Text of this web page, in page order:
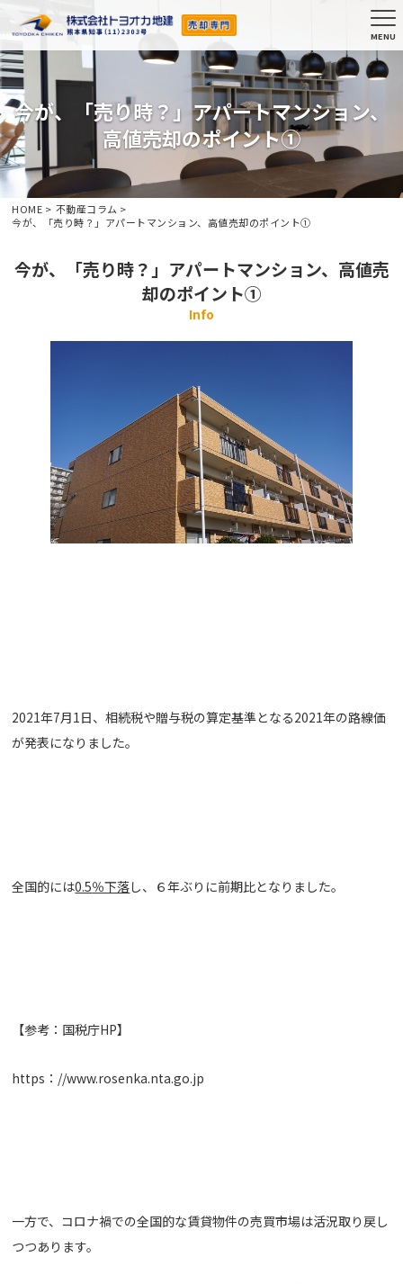
今が、「売り時？」アパートマンション、
高値売却のポイント①
HOME > 不動産コラム >
今が、「売り時？」アパートマンション、高値売却のポイント①
今が、「売り時？」アパートマンション、高値売
却のポイント①
Info
2021年7月1日、相続税や贈与税の算定基準となる2021年の路線価
が発表になりました。
全国的には0.5％下落し、６年ぶりに前期比となりました。
【参考：国税庁HP】
https ： //www.rosenka.nta.go.jp
一方で、コロナ禍での全国的な賃貸物件の売買市場は活況取り戻し
つつあります。